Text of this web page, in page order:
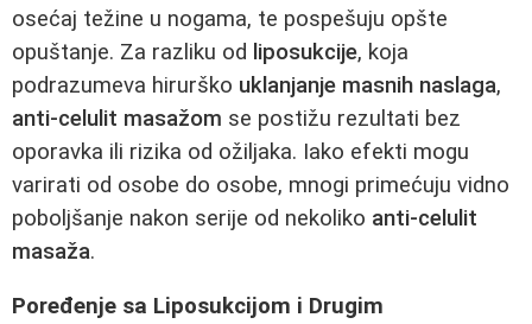
osećaj težine u nogama, te pospešuju opšte
opuštanje. Za razliku od liposukcije, koja
podrazumeva hirurško uklanjanje masnih naslaga,
anti-celulit masažom se postižu rezultati bez
oporavka ili rizika od ožiljaka. Iako efekti mogu
varirati od osobe do osobe, mnogi primećuju vidno
poboljšanje nakon serije od nekoliko anti-celulit
masaža.
Poređenje sa Liposukcijom i Drugim